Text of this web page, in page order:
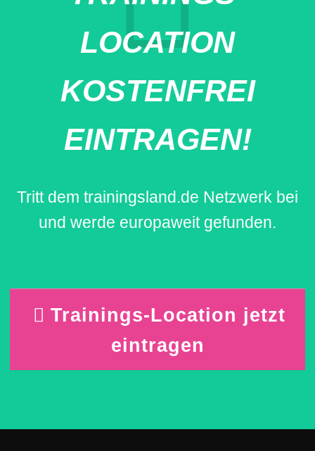
LOCATION
KOSTENFREI
EINTRAGEN!
Tritt dem trainingsland.de Netzwerk bei
und werde europaweit gefunden.
Trainings-Location jetzt
eintragen